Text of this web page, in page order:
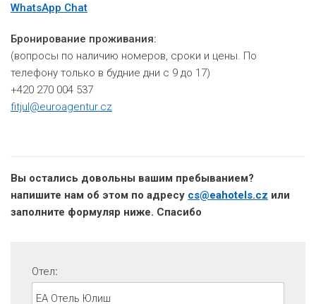
WhatsApp Chat
Бронирование проживания:
(вопросы по наличию номеров, сроки и цены. По
телефону только в будние дни с 9 до 17)
+420 270 004 537
fitjul@euroagentur.cz
Вы остались довольны вашим пребыванием?
напишите нам об этом по адресу cs@eahotels.cz или
заполните формуляр ниже. Спасибо
Отел: